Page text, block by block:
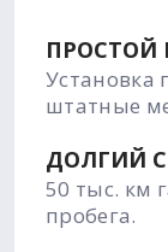
Установка
штатные
ДОЛГИЙ
50 тыс. км
пробега.